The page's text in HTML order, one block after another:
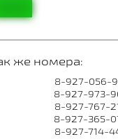
же номера:
8-927-056-
8-927-973-
8-927-767-
8-927-365-
8-927-714-